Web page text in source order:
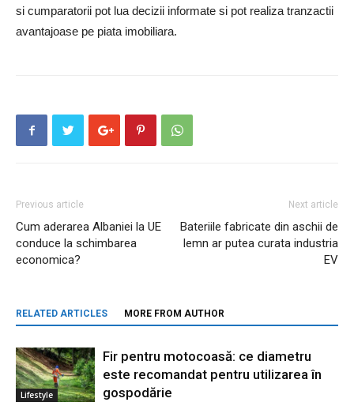
si cumparatorii pot lua decizii informate si pot realiza tranzactii
avantajoase pe piata imobiliara.
Previous article
Cum aderarea Albaniei la UE
conduce la schimbarea
economica?
Next article
Bateriile fabricate din aschii de
lemn ar putea curata industria
EV
RELATED ARTICLES MORE FROM AUTHOR
Lifestyle
Fir pentru motocoasă: ce diametru
este recomandat pentru utilizarea în
gospodărie